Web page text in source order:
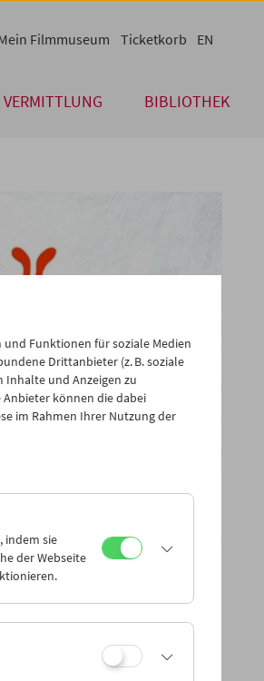
BIBLIOTHEK
Filmmuseum Ticketkorb EN
Funktionen für soziale Medien
Drittanbieter (z. B. soziale
Inhalte und Anzeigen zu
Anbieter können die dabei
im Rahmen Ihrer Nutzung der
indem sie
der Webseite